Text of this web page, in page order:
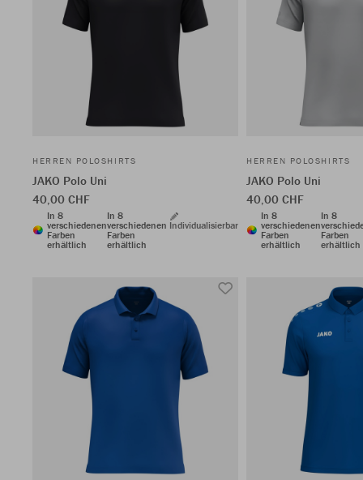
HERREN POLOSHIRTS
JAKO Polo Uni
40,00 CHF
In 8
verschiedenen
Farben
erhältlich
In 8
verschiedenen
Farben
erhältlich
Individualisierbar
HERREN POLOSHIRTS
JAKO Polo Uni
40,00 CHF
In 8
verschiedenen
Farben
erhältlich
In 8
Farben
erhältlich